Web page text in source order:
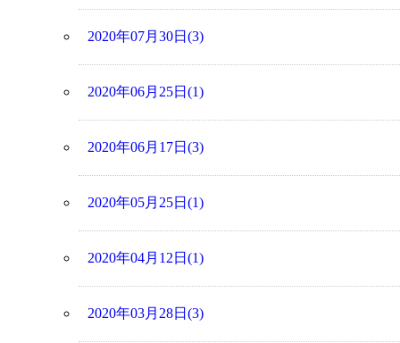
2020年07月30日(3)
2020年06月25日(1)
2020年06月17日(3)
2020年05月25日(1)
2020年04月12日(1)
2020年03月28日(3)